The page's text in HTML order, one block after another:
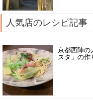
人気店のレシピ記事
京都西陣の
スタ」の作